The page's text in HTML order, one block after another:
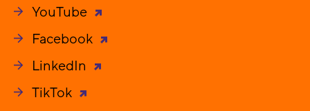
YouTube
Facebook
LinkedIn
TikTok